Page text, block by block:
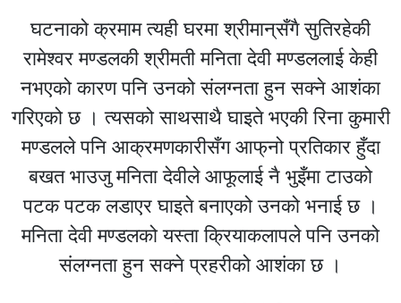
घटनाको क्रमाम त्यही घरमा श्रीमान्‌सँगै सुतिरहेकी
रामेश्वर मण्डलकी श्रीमती मनिता देवी मण्डललाई केही
नभएको कारण पनि उनको संलग्नता हुन सक्ने आशंका
गरिएको छ । त्यसको साथसाथै घाइते भएकी रिना कुमारी
मण्डलले पनि आक्रमणकारीसँग आफ्‌नो प्रतिकार हुँदा
बखत भाउजु मनिता देवीले आफूलाई नै भुइँमा टाउको
पटक पटक लडाएर घाइते बनाएको उनको भनाई छ ।
मनिता देवी मण्डलको यस्ता क्रियाकलापले पनि उनको
संलग्नता हुन सक्ने प्रहरीको आशंका छ ।